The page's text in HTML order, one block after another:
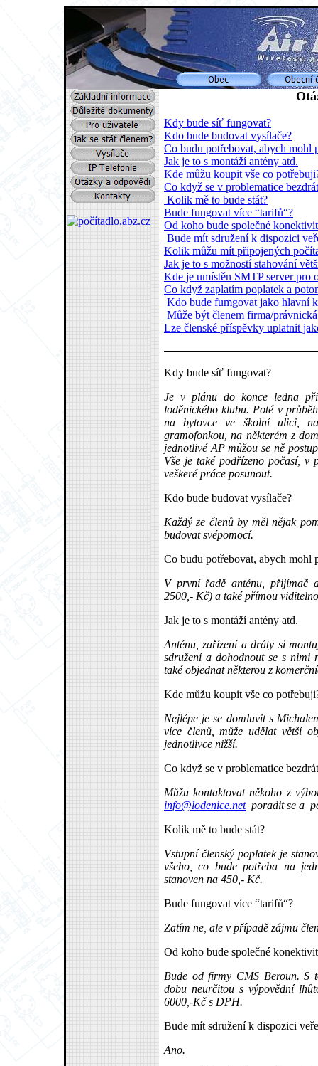
Kdy bude síť fungovat?
Kdo bude budovat vysílače?
Co budu potřebovat, abych mohl
Jak je to s montáží antény atd.
Kde můžu koupit vše co
Co když se v problematice
Kolik mě to bude stát?
Bude fungovat více “tarifů“?
Od koho bude společné
Bude mít sdružení k dispozici
Kolik můžu mít připojených
Jak je to s možností stahování
Kde je umístěn SMTP server pro
Co když zaplatím poplatek a
Kdo bude fumgovat jako hlavní
Může být členem firma/právnická
Lze členské příspěvky uplatnit
Kdy bude síť fungovat?
Je v plánu do konce ledna
loděnického klubu. Poté v
na bytovce ve školní ulici,
gramofonkou, na některém z
jednotlivé AP můžou se ně
Vše je také podřízeno počasí, v
veškeré práce posunout.
Kdo bude budovat vysílače?
Každý ze členů by měl nějak
budovat svépomocí.
Co budu potřebovat, abych mohl
V první řadě anténu, přijímač
2500,- Kč) a také přímou
Jak je to s montáží antény atd.
Anténu, zařízení a dráty si
sdružení a dohodnout se s nimi
také objednat některou z
Kde můžu koupit vše co
Nejlépe je se domluvit s
více členů, může udělat větší
jednotlivce nižší.
Co když se v problematice
Můžu kontaktovat někoho z
info@lodenice.netporadit se a
Kolik mě to bude stát?
Vstupní členský poplatek je
všeho, co bude potřeba na
stanoven na 450,- Kč.
Bude fungovat více “tarifů“?
Zatím ne, ale v případě zájmu
Od koho bude společné
Bude od firmy CMS Beroun. S
dobu neurčitou s výpovědní
6000,-Kč s DPH.
Bude mít sdružení k dispozici
Ano.